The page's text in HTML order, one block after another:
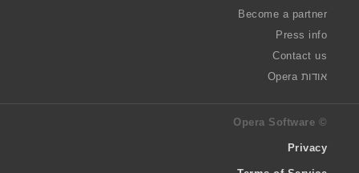
Become a partner
Press info
Contact us
אודות Opera
© Opera Software
Privacy